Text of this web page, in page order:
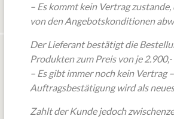
– Es kommt kein Vertrag
von den Angebotskonditionen
Der Lieferant bestätigt die
Produkten zum Preis von je 2.900,-
– Es gibt immer noch kein Vertrag
Auftragsbestätigung wird als
Zahlt der Kunde jedoch